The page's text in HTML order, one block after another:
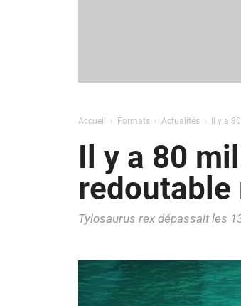
Accueil Formats Actualités Il y a
Il y a 80
redoutable
Tylosaurus rex dépassait les